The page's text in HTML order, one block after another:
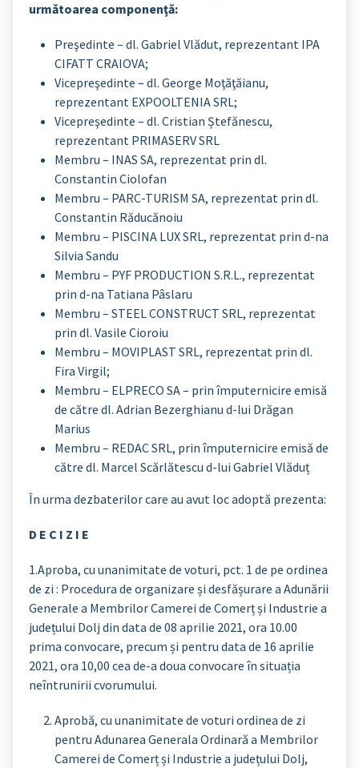
următoarea componenţă:
Preşedinte – dl. Gabriel Vlădut, reprezentant IPA
CIFATT CRAIOVA;
Vicepreşedinte – dl. George Moţăţăianu,
reprezentant EXPOOLTENIA SRL;
Vicepreşedinte – dl. Cristian Ștefănescu,
reprezentant PRIMASERV SRL
Membru – INAS SA, reprezentat prin dl.
Constantin Ciolofan
Membru – PARC-TURISM SA, reprezentat prin dl.
Constantin Răducănoiu
Membru – PISCINA LUX SRL, reprezentat prin d-na
Silvia Sandu
Membru – PYF PRODUCTION S.R.L., reprezentat
prin d-na Tatiana Pâslaru
Membru – STEEL CONSTRUCT SRL, reprezentat
prin dl. Vasile Cioroiu
Membru – MOVIPLAST SRL, reprezentat prin dl.
Fira Virgil;
Membru – ELPRECO SA – prin împuternicire emisă
de către dl. Adrian Bezerghianu d-lui Drăgan
Marius
Membru – REDAC SRL, prin împuternicire emisă de
către dl. Marcel Scărlătescu d-lui Gabriel Vlăduț
În urma dezbaterilor care au avut loc adoptă prezenta:
D E C I Z I E
1.Aproba, cu unanimitate de voturi, pct. 1 de pe ordinea
de zi : Procedura de organizare și desfășurare a Adunării
Generale a Membrilor Camerei de Comerț și Industrie a
județului Dolj din data de 08 aprilie 2021, ora 10.00
prima convocare, precum și pentru data de 16 aprilie
2021, ora 10,00 cea de-a doua convocare în situația
neîntrunirii cvorumului.
Aprobă, cu unanimitate de voturi ordinea de zi
pentru Adunarea Generala Ordinară a Membrilor
Camerei de Comerț și Industrie a județului Dolj,